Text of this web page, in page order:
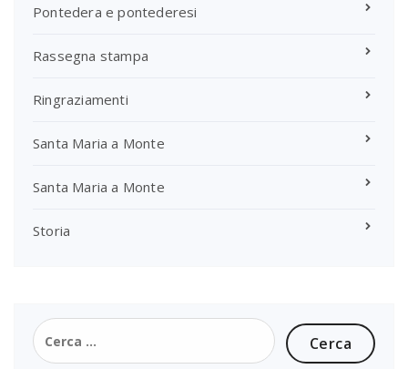
Pontedera e pontederesi
Rassegna stampa
Ringraziamenti
Santa Maria a Monte
Santa Maria a Monte
Storia
Ricerca
per: